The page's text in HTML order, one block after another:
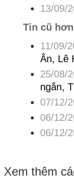
13/09/
Tin cũ
11/09/
Ân, Lê
25/08/
ngắn,
07/12/
06/12/
06/12/
Xem thêm